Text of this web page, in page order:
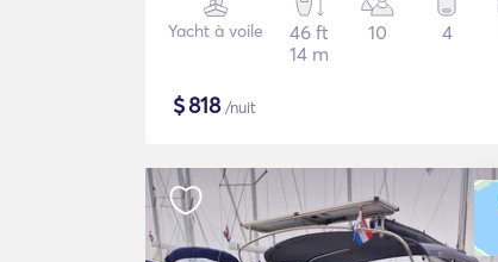
Yacht à voile
46 ft
14 m
10 4
$818/nuit